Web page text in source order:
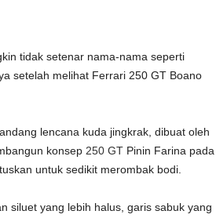
tidak setenar nama-nama seperti
setelah melihat Ferrari 250 GT Boano
lencana kuda jingkrak, dibuat oleh
konsep 250 GTPinin Farina pada
untuk sedikit merombak bodi.
siluet yang lebih halus, garis sabuk yang